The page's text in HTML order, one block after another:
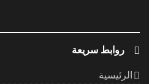
روابط سريعة
الرئيسية